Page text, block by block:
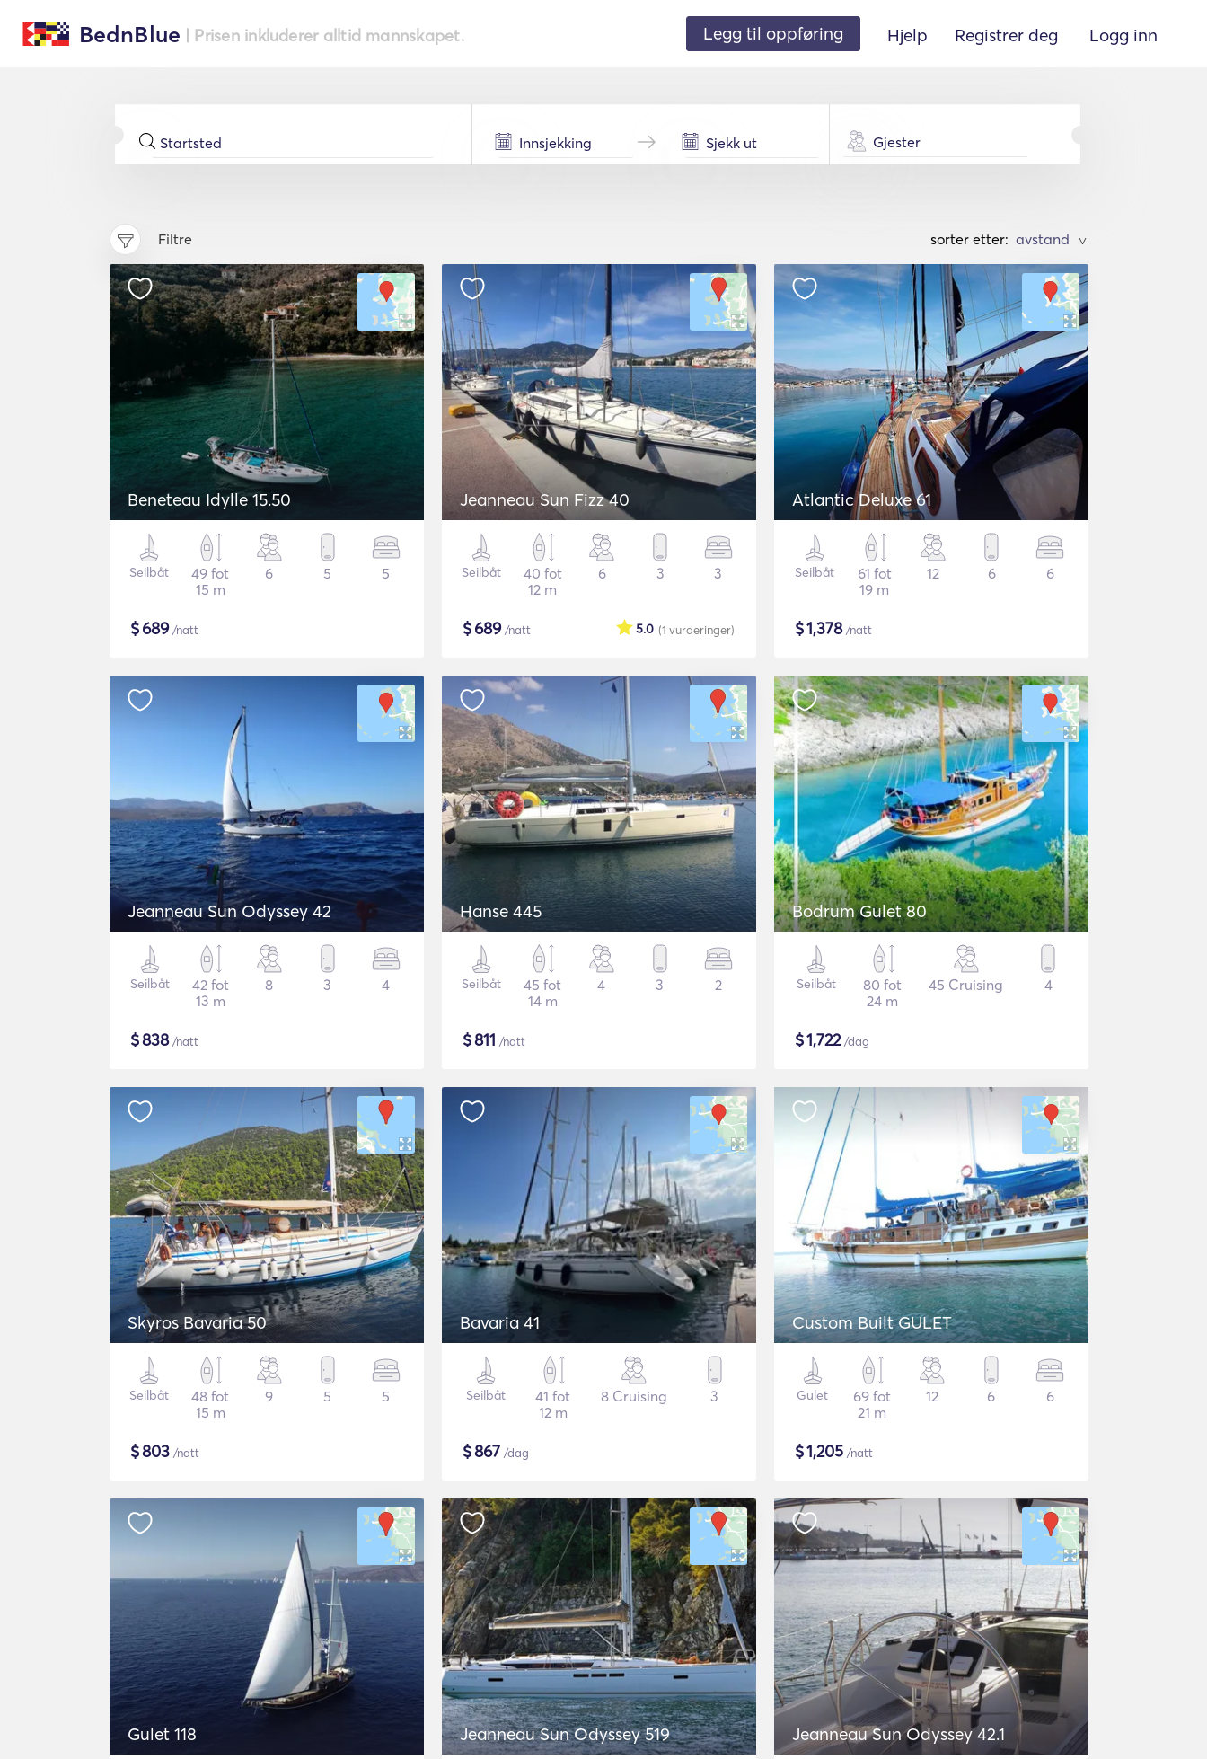
BednBlue | Prisen inkluderer alltid mannskapet. Legg til oppføring Hjelp Registrer deg Logg inn
Gjester
Filtre sorter etter: >
Beneteau Idylle 15.50
Seilbåt
49 fot
15 m
6 5 5
$689/natt
Jeanneau Sun Fizz 40
Seilbåt
40 fot
12 m
6 3 3
$689/natt (1 vurderinger)
5.0
Atlantic Deluxe 61
Seilbåt
61 fot
19 m
12 6 6
$1,378/natt
Jeanneau Sun Odyssey 42
Seilbåt
42 fot
13 m
8 3 4
$838/natt
Hanse 445
Seilbåt
45 fot
14 m
4 3 2
$811 /natt
Bodrum Gulet 80
Seilbåt
80 fot
24 m
45 Cruising 4
$1,722/dag
Skyros Bavaria 50
Seilbåt
48 fot
15 m
9 5 5
$803 /natt
Bavaria 41
Seilbåt
41 fot
12 m
8 Cruising 3
$867 /dag
Custom Built GULET
Gulet
69 fot
21 m
12 6 6
$1,205 /natt
Gulet 118 Jeanneau Sun Odyssey 519 Jeanneau Sun Odyssey 42.1